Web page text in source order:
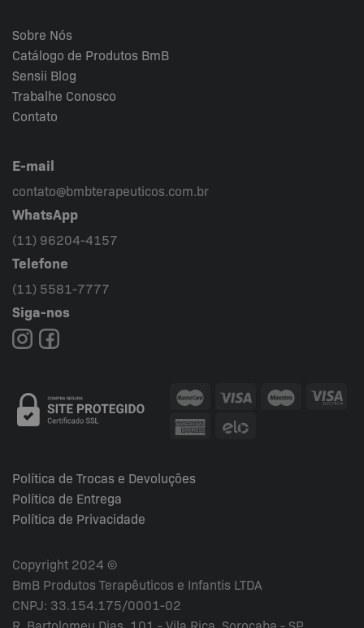
Sobre Nós
Catálogo de Produtos BmB
Sensii Blog
Trabalhe Conosco
Contato
E-mail
contato@bmbterapeuticos.com.br
WhatsApp
(11) 96204-4157
Telefone
(11) 5581-7777
Siga-nos
Política de Trocas e Devoluções
Política de Entrega
Política de Privacidade
Copyright 2024 ©
BmB Produtos Terapêuticos e Infantis LTDA
CNPJ: 33.154.175/0001-02